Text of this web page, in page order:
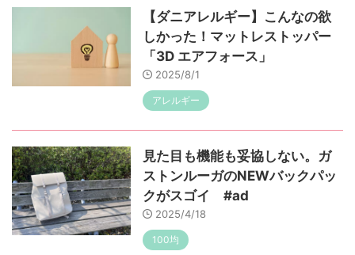
【ダニアレルギー】こんなの欲
しかった！マットレストッパー
「3D エアフォース」
2025/8/1
アレルギー
見た目も機能も妥協しない。ガ
ストンルーガのNEWバックパッ
クがスゴイ #ad
2025/4/18
100均